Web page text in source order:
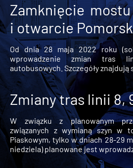
Zamknięcie
i otwarcie
Od dnia 28 maja 2022 roku
wprowadzenie zmian tras
autobusowych. Szczegóły znajdują
Zmiany tras linii 8,
W związku z planowanym
związanych z wymianą szyn w
Piaskowym, tylko w dniach 28-29
niedziela) planowane jest